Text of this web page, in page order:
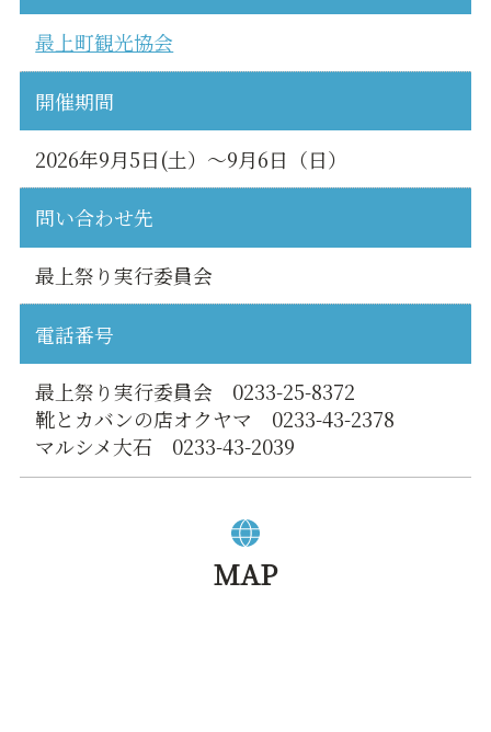
最上町観光協会
開催期間
2026年9月5日(土）～9月6日（日）
問い合わせ先
最上祭り実行委員会
電話番号
最上祭り実行委員会 0233-25-8372
靴とカバンの店オクヤマ 0233-43-2378
マルシメ大石 0233-43-2039
MAP